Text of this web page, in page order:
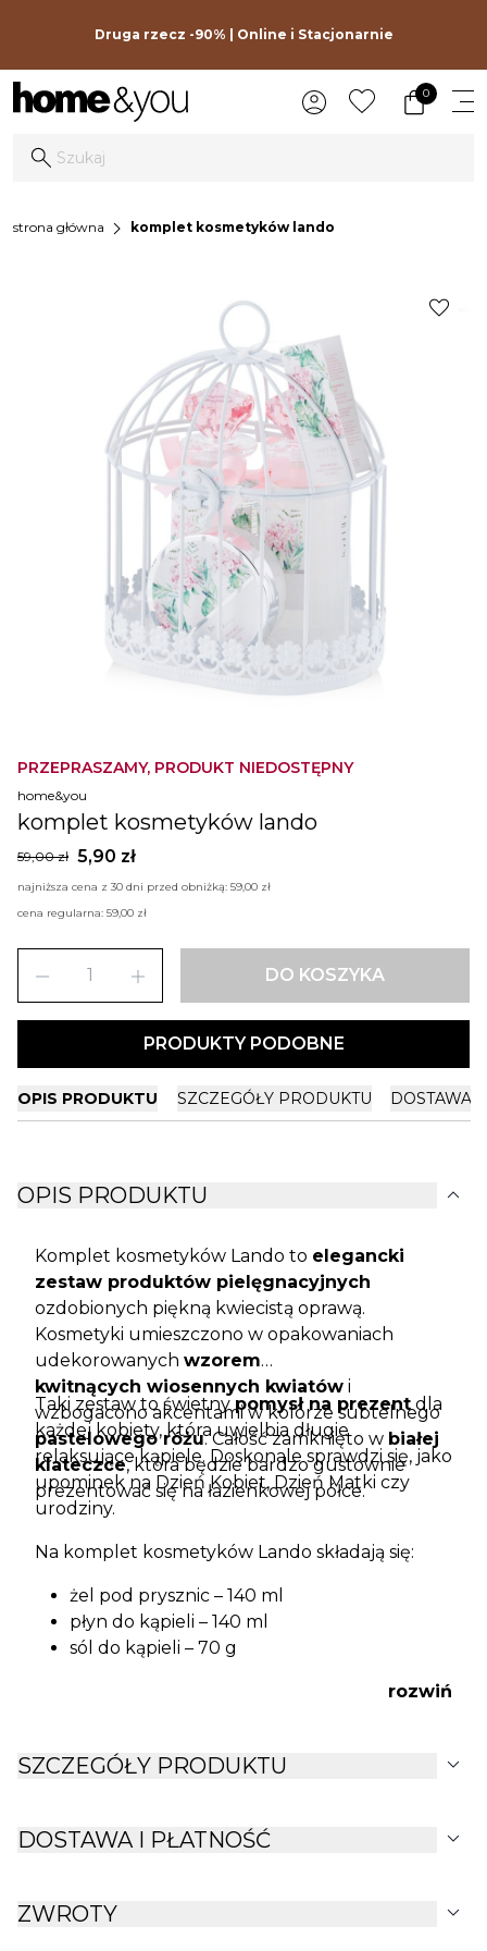
Druga rzecz -90% | Online i Stacjonarnie
0
strona główna chevron_right komplet kosmetyków lando
PRZEPRASZAMY, PRODUKT NIEDOSTĘPNY
home&you
komplet kosmetyków lando
59,00 zł 5,90 zł
najniższa cena z 30 dni przed obniżką: 59,00 zł
cena regularna: 59,00 zł
remove add DO KOSZYKA
PRODUKTY PODOBNE
favorite
OPIS PRODUKTU SZCZEGÓŁY PRODUKTU DOSTAWA
OPIS PRODUKTU expand_more
Komplet kosmetyków Lando to elegancki
zestaw produktów pielęgnacyjnych
ozdobionych piękną kwiecistą oprawą.
Kosmetyki umieszczono w opakowaniach
udekorowanych wzorem
kwitnących wiosennych kwiatów i
wzbogacono akcentami w kolorze subtelnego
pastelowego różu. Całość zamknięto w białej
klateczce, która będzie bardzo gustownie
prezentować się na łazienkowej półce.
Taki zestaw to świetny pomysł na prezent dla
każdej kobiety, która uwielbia długie
relaksujące kąpiele. Doskonale sprawdzi się, jako
upominek na Dzień Kobiet, Dzień Matki czy
urodziny.
Na komplet kosmetyków Lando składają się:
żel pod prysznic – 140 ml
płyn do kąpieli – 140 ml
sól do kąpieli – 70 g
rozwiń
SZCZEGÓŁY PRODUKTU expand_more
DOSTAWA I PŁATNOŚĆ expand_more
ZWROTY expand_more